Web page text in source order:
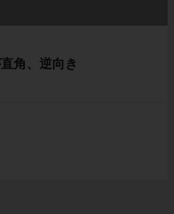
角、逆向き